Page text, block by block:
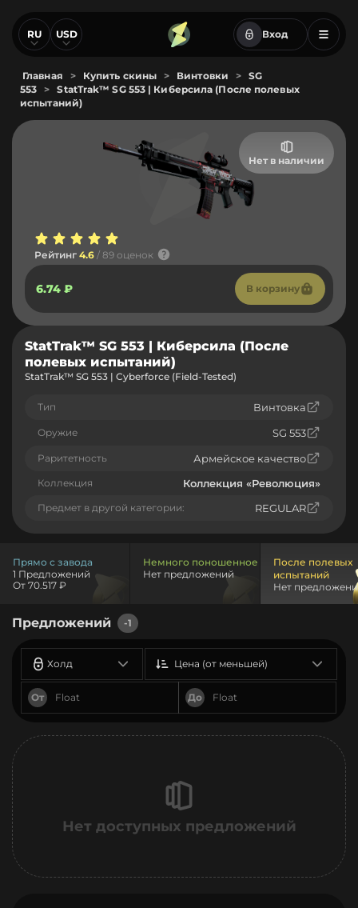
RU USD Вход
Главная > Купить скины > Винтовки >
SG
553
>
StatTrak™ SG 553 | Киберсила (После полевых
испытаний)
Нет в наличии
Рейтинг 4.6 / 89 оценок
6.74 ₽ В корзину
StatTrak™ SG 553 | Киберсила (После
полевых испытаний)
StatTrak™ SG 553 | Cyberforce (Field-Tested)
Тип Винтовка
Оружие SG 553
Раритетность Армейское качество
Коллекция Коллекция «Революция»
Предмет в другой категории: REGULAR
Прямо с завода
1 Предложений
От 70.517 ₽
Немного поношенное
Нет предложений
После полевых
испытаний
Нет
Предложений -1
Холд
От До
Цена (от меньшей)
Нет доступных предложений